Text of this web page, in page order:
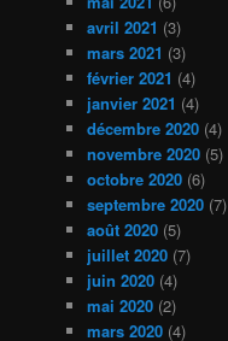
avril 2021 (3)
mars 2021 (3)
février 2021 (4)
janvier 2021 (4)
décembre 2020 (4)
novembre 2020 (5)
octobre 2020 (6)
septembre 2020 (7)
août 2020 (5)
juillet 2020 (7)
juin 2020 (4)
mai 2020 (2)
mars 2020 (4)